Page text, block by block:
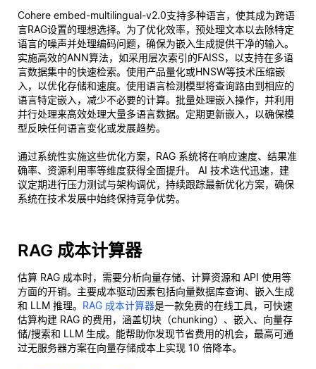
Cohere embed-multilingual-v2.0支持多种语言，使其成为跨语
言RAG设置的理想选择。为了优化效率，预处理文本以去除特定
语言的噪声并处理编码问题，确保为嵌入生成提供干净的输入。
实施高效的ANN算法，如采用层次索引的FAISS，以支持在多语
言数据集中的快速检索。使用产品量化或HNSW等技术压缩嵌
入，以优化存储和速度。使用语言检测模型将查询路由到相应的
语言特定嵌入，减少不必要的计算。批量处理嵌入操作，并利用
并行处理来高效处理大量多语言数据。定期更新嵌入，以确保模
型反映任何语言变化或发展趋势。
通过系统性实施这些优化方案，RAG 系统将在响应速度、结果准
确率、资源利用率等维度获得全面提升。 AI 技术迭代迅速，建
议定期进行压力测试与架构调优，持续跟踪最新优化方案，确保
系统在技术发展中始终保持竞争优势。
RAG 成本计算器
估算 RAG 成本时，需要分析向量存储、计算资源和 API 使用等
方面的开销。主要成本驱动因素包括向量数据库查询、嵌入生成
和 LLM 推理。 RAG 成本计算器是一款免费的在线工具，可快速
估算构建 RAG 的费用，涵盖切块（chunking）、嵌入、向量存
储/搜索和 LLM 生成。能帮助你发现节省费用的机会，最高可通
过无服务器方案在向量存储成本上实现 10 倍降本。